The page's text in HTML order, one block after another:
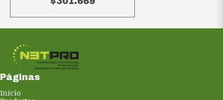
Páginas
Inicio